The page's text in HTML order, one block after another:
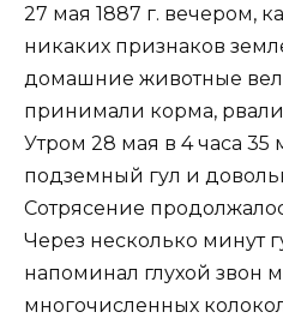
27 мая 1887 г. вечером,
никаких признаков
домашние животные
принимали корма,
Утром 28 мая в 4 часа
подземный гул и
Сотрясение
Через несколько минут
напоминал глухой звон
многочисленных